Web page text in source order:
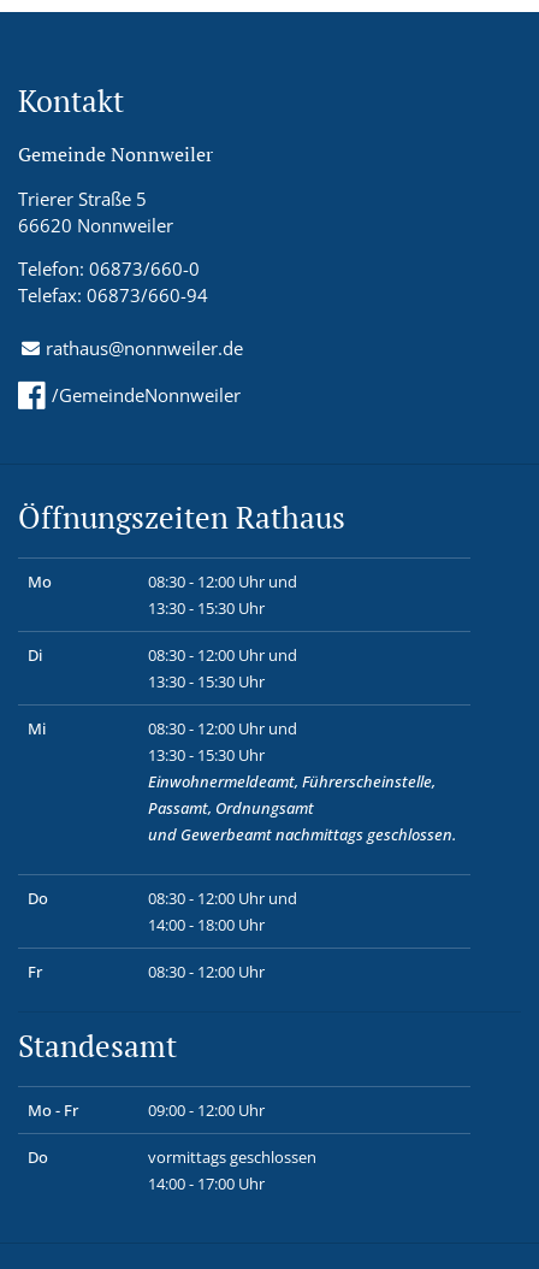
Kontakt
Gemeinde Nonnweiler
Trierer Straße 5
66620 Nonnweiler
Telefon: 06873/660-0
Telefax: 06873/660-94
rathaus@nonnweiler.de
/GemeindeNonnweiler
Öffnungszeiten Rathaus
Mo
08:30 - 12:00 Uhr und
13:30 - 15:30 Uhr
Di
08:30 - 12:00 Uhr und
13:30 - 15:30 Uhr
Mi
08:30 - 12:00 Uhr und
13:30 - 15:30 Uhr
Einwohnermeldeamt, Führerscheinstelle,
Passamt, Ordnungsamt
und Gewerbeamtnachmittags geschlossen.
Do
08:30 - 12:00 Uhr und
14:00 - 18:00 Uhr
Fr 08:30 - 12:00 Uhr
Standesamt
Mo - Fr 09:00 - 12:00 Uhr
Do
vormittags geschlossen
14:00 - 17:00 Uhr